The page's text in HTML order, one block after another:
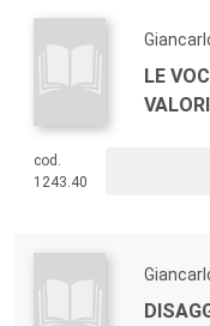
LE
VALORI
cod.
1243.40